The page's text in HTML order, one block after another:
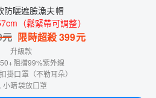
防曬遮臉漁夫帽
（鬆緊帶可調整）
元 限時超殺399元
升級款
阻擋99%紫外線
掛口罩（不勒耳朵）
小暗袋放口罩